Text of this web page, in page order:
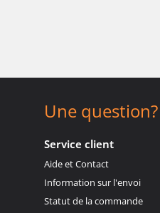
Une question?
Service client
Aide et Contact
Information sur l'envoi
Statut de la commande